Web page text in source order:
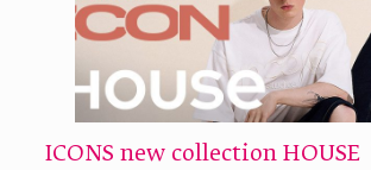
ICONS new collection HOUSE